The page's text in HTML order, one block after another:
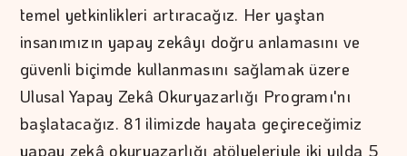
temel yetkinlikleri artıracağız. Her yaştan
insanımızın yapay zekâyı doğru anlamasını ve
güvenli biçimde kullanmasını sağlamak üzere
Ulusal Yapay Zekâ Okuryazarlığı Programı'nı
başlatacağız. 81 ilimizde hayata geçireceğimiz
yapay zekâ okuryazarlığı atölyeleriyle iki yılda 5